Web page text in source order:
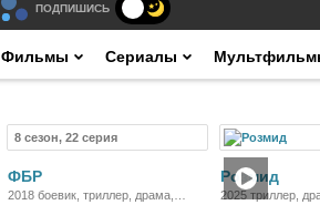
ПОДПИШИСЬ
Фильмы Сериалы
8 сезон, 22 серия
ФБР
2018 боевик, триллер, драма,
Розмид
2025 триллер,